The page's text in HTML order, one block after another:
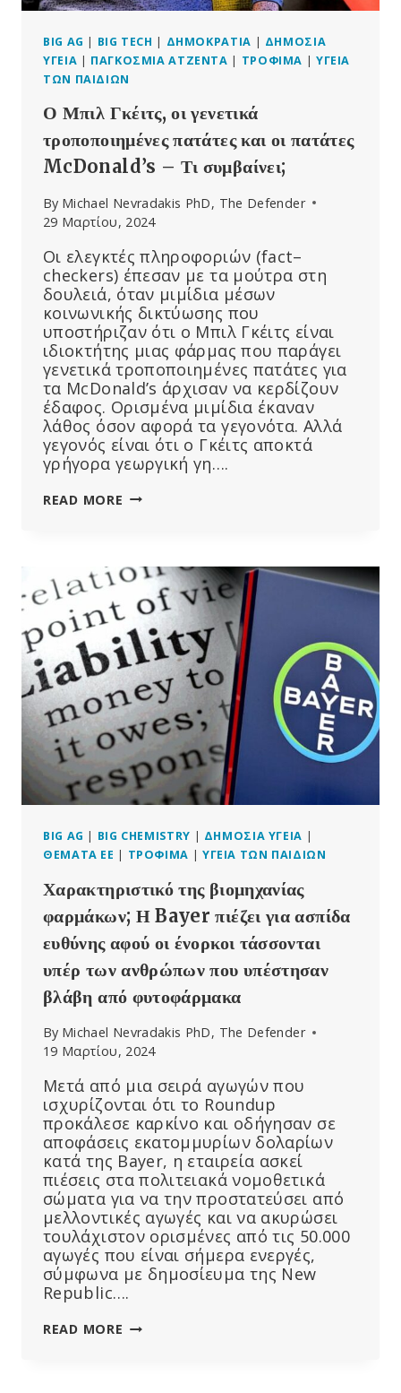
BIG AG | BIG TECH | ΔΗΜΟΚΡΑΤΊΑ | ΔΗΜΌΣΙΑ
ΥΓΕΊΑ | ΠΑΓΚΌΣΜΙΑ ΑΤΖΈΝΤΑ | ΤΡΌΦΙΜΑ | ΥΓΕΊΑ
ΤΩΝ ΠΑΙΔΙΏΝ
Ο Μπιλ Γκέιτς, οι γενετικά
τροποποιημένες πατάτες και οι πατάτες
McDonald’s – Τι συμβαίνει;
By Michael Nevradakis PhD, The Defender
29 Μαρτίου, 2024
Οι ελεγκτές πληροφοριών (fact–
checkers) έπεσαν με τα μούτρα στη
δουλειά, όταν μιμίδια μέσων
κοινωνικής δικτύωσης που
υποστήριζαν ότι ο Μπιλ Γκέιτς είναι
ιδιοκτήτης μιας φάρμας που παράγει
γενετικά τροποποιημένες πατάτες για
τα McDonald’s άρχισαν να κερδίζουν
έδαφος. Ορισμένα μιμίδια έκαναν
λάθος όσον αφορά τα γεγονότα. Αλλά
γεγονός είναι ότι ο Γκέιτς αποκτά
γρήγορα γεωργική γη….
READ MORE Ο
ΓΕΝΕΤΙΚΆ
ΤΡΟΠΟΠΟΙΗΜΈΝΕΣ
ΠΑΤΆΤΕΣ
ΚΑΙ
ΟΙ
ΠΑΤΆΤΕΣ
MCDONALD’S
–
ΤΙ
ΣΥΜΒΑΊΝΕΙ;
BIG AG | BIG CHEMISTRY | ΔΗΜΌΣΙΑ ΥΓΕΊΑ |
ΘΈΜΑΤΑ ΕΕ | ΤΡΌΦΙΜΑ | ΥΓΕΊΑ ΤΩΝ ΠΑΙΔΙΏΝ
Χαρακτηριστικό της βιομηχανίας
φαρμάκων; Η Bayer πιέζει για ασπίδα
ευθύνης αφού οι ένορκοι τάσσονται
υπέρ των ανθρώπων που υπέστησαν
βλάβη από φυτοφάρμακα
By Michael Nevradakis PhD, The Defender
19 Μαρτίου, 2024
Μετά από μια σειρά αγωγών που
ισχυρίζονται ότι το Roundup
προκάλεσε καρκίνο και οδήγησαν σε
αποφάσεις εκατομμυρίων δολαρίων
κατά της Bayer, η εταιρεία ασκεί
πιέσεις στα πολιτειακά νομοθετικά
σώματα για να την προστατεύσει από
μελλοντικές αγωγές και να ακυρώσει
τουλάχιστον ορισμένες από τις 50.000
αγωγές που είναι σήμερα ενεργές,
σύμφωνα με δημοσίευμα της New
Republic….
READ MORE ΧΑΡΑΚΤΗΡΙΣΤΙΚΌ